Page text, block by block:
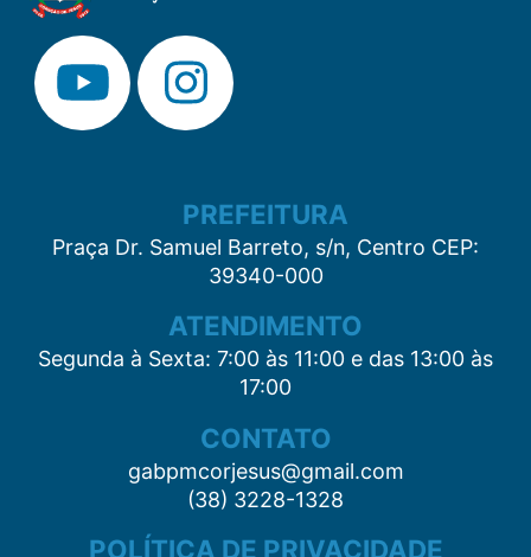
PREFEITURA
Praça Dr. Samuel Barreto, s/n, Centro CEP:
39340-000
ATENDIMENTO
Segunda à Sexta: 7:00 às 11:00 e das 13:00 às
17:00
CONTATO
gabpmcorjesus@gmail.com
(38) 3228-1328
POLÍTICA DE PRIVACIDADE